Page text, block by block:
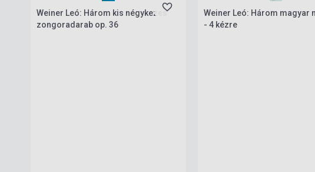
Weiner Leó: Három kis négykezes
zongoradarab op. 36
Weiner Leó: Három magyar
- 4 kézre